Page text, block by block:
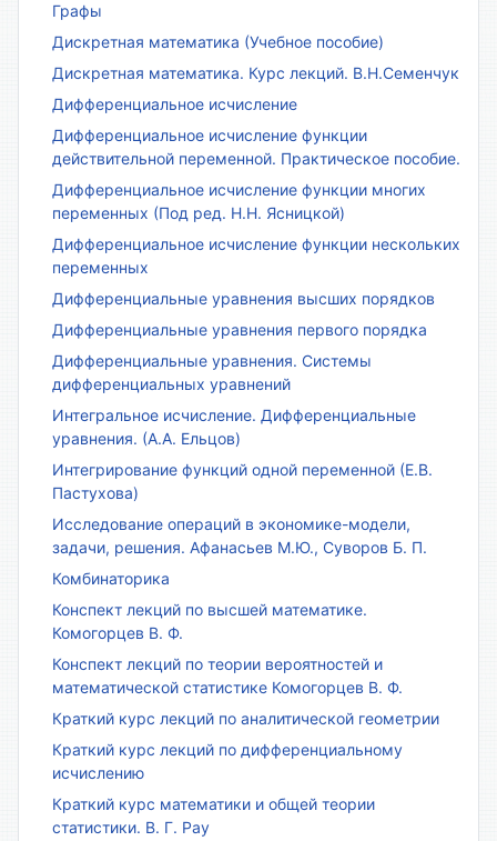
Графы
Дискретная математика (Учебное пособие)
Дискретная математика. Курс лекций. В.Н.Семенчук
Дифференциальное исчисление
Дифференциальное исчисление функции
действительной переменной. Практическое пособие.
Дифференциальное исчисление функции многих
переменных (Под ред. Н.Н. Ясницкой)
Дифференциальное исчисление функции нескольких
переменных
Дифференциальные уравнения высших порядков
Дифференциальные уравнения первого порядка
Дифференциальные уравнения. Системы
дифференциальных уравнений
Интегральное исчисление. Дифференциальные
уравнения. (А.А. Ельцов)
Интегрирование функций одной переменной (Е.В.
Пастухова)
Исследование операций в экономике-модели,
задачи, решения. Афанасьев М.Ю., Суворов Б. П.
Комбинаторика
Конспект лекций по высшей математике.
Комогорцев В. Ф.
Конспект лекций по теории вероятностей и
математической статистике Комогорцев В. Ф.
Краткий курс лекций по аналитической геометрии
Краткий курс лекций по дифференциальному
исчислению
Краткий курс математики и общей теории
статистики. В. Г. Рау